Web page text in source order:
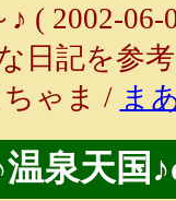
( 2002-06-
日記を参
ゃま / ま
泉天国